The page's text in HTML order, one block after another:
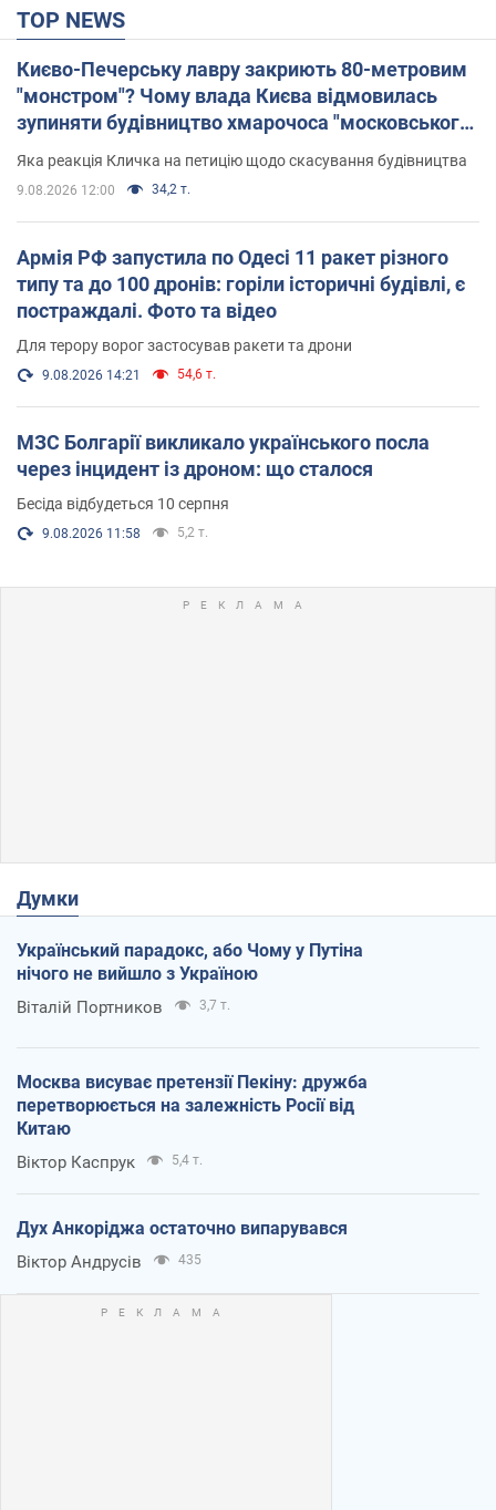
TOP NEWS
Києво-Печерську лавру закриють 80-метровим
"монстром"? Чому влада Києва відмовилась
зупиняти будівництво хмарочоса "московського
вірянина"
Яка реакція Кличка на петицію щодо скасування будівництва
9.08.2026 12:00 34,2 т.
Армія РФ запустила по Одесі 11 ракет різного
типу та до 100 дронів: горіли історичні будівлі, є
постраждалі. Фото та відео
Для терору ворог застосував ракети та дрони
9.08.2026 14:21 54,6 т.
МЗС Болгарії викликало українського посла
через інцидент із дроном: що сталося
Бесіда відбудеться 10 серпня
9.08.2026 11:58 5,2 т.
Думки
Український парадокс, або Чому у Путіна
нічого не вийшло з Україною
Віталій Портников 3,7 т.
Москва висуває претензії Пекіну: дружба
перетворюється на залежність Росії від
Китаю
Віктор Каспрук 5,4 т.
Дух Анкоріджа остаточно випарувався
Віктор Андрусів 435